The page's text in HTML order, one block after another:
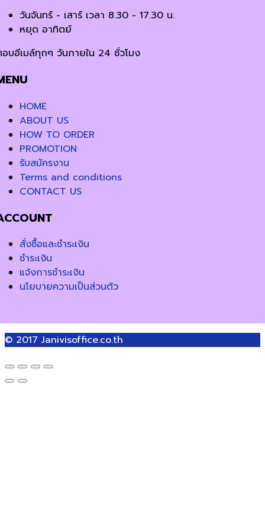
วันจันทร์ - เสาร์ เวลา 8.30 - 17.30 น.
หยุด อาทิตย์
บอีเมล์ทุกๆ วันภายใน 24 ชั่วโมง
HOME
ABOUT US
HOW TO ORDER
PROMOTION
รับสมัครงาน
Terms and conditions
CONTACT US
สั่งซื้อและชำระเงิน
ชำระเงิน
แจ้งการชำระเงิน
นโยบายความเป็นส่วนตัว
© 2017 Janivisoffice.co.th